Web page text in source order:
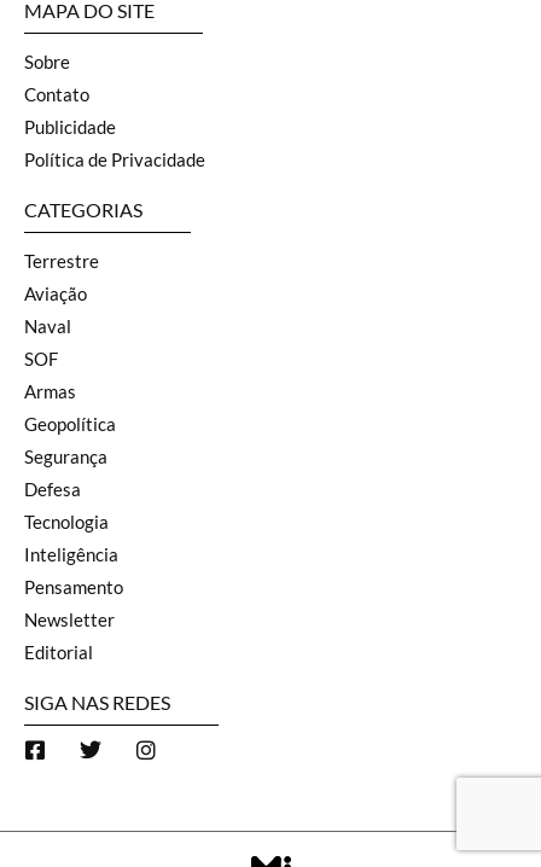
MAPA DO SITE
Sobre
Contato
Publicidade
Política de Privacidade
CATEGORIAS
Terrestre
Aviação
Naval
SOF
Armas
Geopolítica
Segurança
Defesa
Tecnologia
Inteligência
Pensamento
Newsletter
Editorial
SIGA NAS REDES